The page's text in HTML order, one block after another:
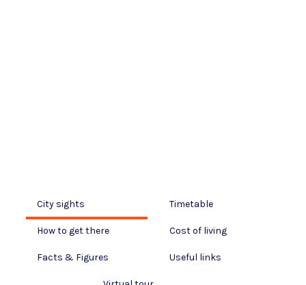
City sights Timetable
How to get there Cost of living
Facts & Figures Useful links